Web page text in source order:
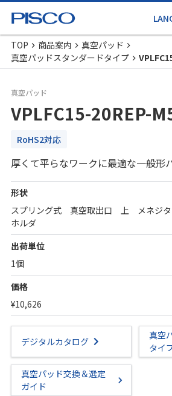
TOP 商品案内
真空パッド
真空パッドスタンダードタイプ
真空パッド
VPLFC15-20REP-
RoHS2対応
厚くて平らなワークに最適な一般形
形状
スプリング式 真空取出口 上 メネジ
ホルダ
出荷単位
1個
価格
¥10,626
デジタルカタログ
真空
タイ
真空パッド交換＆選定
ガイド